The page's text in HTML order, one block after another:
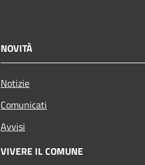
NOVITÀ
Notizie
Comunicati
Avvisi
VIVERE IL COMUNE